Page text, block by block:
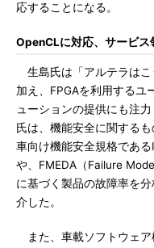
応することになる。
OpenCLに対応、サービス
生島氏は「アルテラはこ
加え、FPGAを利用するユ
ューションの提供にも注
氏は、機能安全に関する
車向け機能安全規格であ
や、FMEDA（Failure
に基づく製品の故障率を
介した。
また、車載ソフトウェア